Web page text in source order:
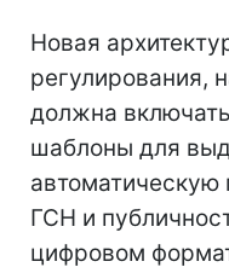
Новая
регулирования,
должна
шаблоны для
автоматическую
ГСН и
цифровом